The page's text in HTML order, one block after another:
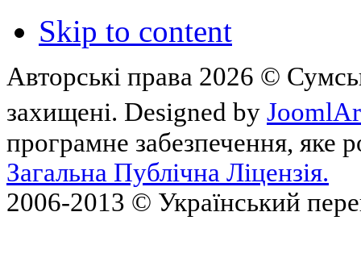
Skip to content
Авторські права 2026 ©
захищені. Designed by
програмне забезпечення, яке
Загальна Публічна Ліцензія.
2006-2013 © Український